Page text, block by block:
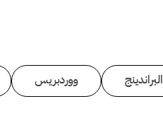
البراندينج ووردبريس